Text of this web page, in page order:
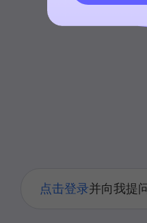
点击登录并向我提